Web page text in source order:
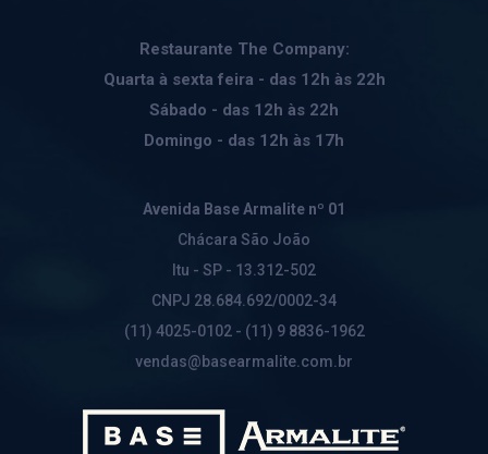
Restaurante The Company:
Quarta à sexta feira - das 12h às 22h
Sábado - das 12h às 22h
Domingo - das 12h às 17h
Avenida Base Armalite nº 01
Chácara São João
Itu - SP - 13.312-502
CNPJ 28.684.692/0002-34
(11) 4025-0102 - (11) 9 8836-1962
vendas@basearmalite.com.br